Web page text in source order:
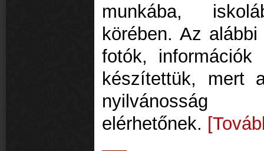
munkába,
körében. Az
fotók, információk
készítettük, mert
nyilvánosság
elérhetőnek.